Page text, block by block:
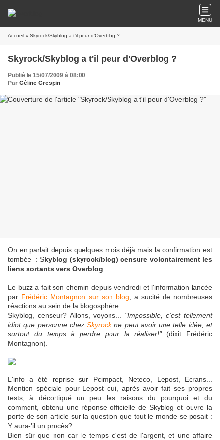
MENU
Accueil » Skyrock/Skyblog a t'il peur d'Overblog ?
Skyrock/Skyblog a t'il peur d'Overblog ?
Publié le 15/07/2009 à 08:00
Par Céline Crespin
On en parlait depuis quelques mois déjà mais la confirmation est
tombée : Skyblog (skyrock/blog) censure volontairement les
liens sortants vers Overblog
Le buzz a fait son chemin depuis vendredi et l'information lancée
par Frédéric Montagnon sur son blog , a sucité de nombreuses
réactions au sein de la blogosphère.
Skyblog, censeur? Allons, voyons... "Impossible, c'est tellement
idiot que personne chezSkyrockne peut avoir une telle idée, et
surtout du temps à perdre pour la réaliser!"(dixit Frédéric
Montagnon).
L'info a été reprise sur Pcimpact, Neteco, Lepost, Ecrans...
Mention spéciale pour Lepost qui, après avoir fait ses propres
tests, à décortiqué un peu les raisons du pourquoi et du
comment, obtenu une réponse officielle de Skyblog et ouvre la
porte de son article sur la question que tout le monde se posait :
Y aura-'il un procès?
Bien sûr que non car le temps c'est de l'argent, et une affaire